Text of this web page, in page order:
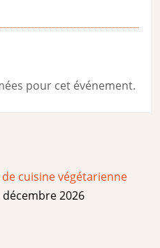
pour cet événement.
de cuisine végétarienne
décembre 2026